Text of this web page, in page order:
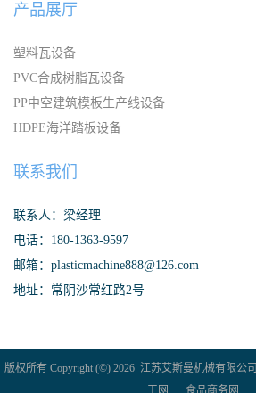
产品展厅
塑料瓦设备
PVC合成树脂瓦设备
PP中空建筑模板生产线设备
HDPE海洋踏板设备
联系我们
联系人：梁经理
电话：180-1363-9597
邮箱：plasticmachine888@126.com
地址：常阴沙常红路2号
版权所有 Copyright (©) 2026 江苏艾斯曼机械有限公司
工网
食品商务网